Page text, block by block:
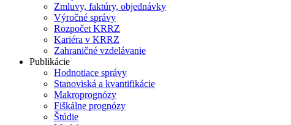
Zmluvy, faktúry, objednávky
Výročné správy
Rozpočet KRRZ
Kariéra v KRRZ
Zahraničné vzdelávanie
Publikácie
Hodnotiace správy
Stanoviská a kvantifikácie
Makroprognózy
Fiškálne prognózy
Štúdie